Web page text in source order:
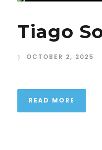
Tiago
OCTOBER 2, 2025
READ MORE